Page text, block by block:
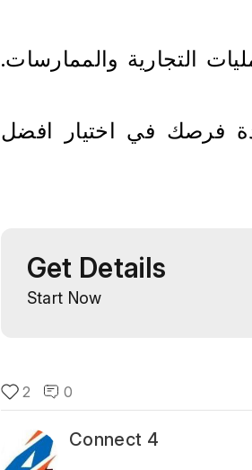
Get Details
Start Now
2 0
Connect 4